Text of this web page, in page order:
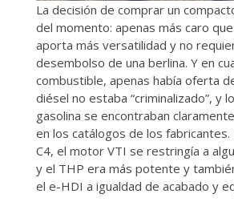
La decisión de comprar un
del momento: apenas más caro
aporta más versatilidad y no
desembolso de una berlina. Y en
combustible, apenas había oferta
diésel no estaba “criminalizado”, y
gasolina se encontraban
en los catálogos de los fabricantes.
C4, el motor VTI se restringía a
y el THP era más potente y
el e-HDI a igualdad de acabado y